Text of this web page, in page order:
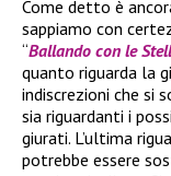
Come detto è
sappiamo con
“Ballando con le
quanto riguarda la
indiscrezioni che si
sia riguardanti i
giurati. L’ultima
potrebbe essere